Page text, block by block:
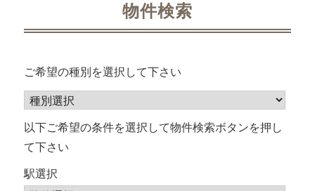
ー
シ
ョ
ン
物件検索
ご希望の種別を選択して下さい
以下ご希望の条件を選択して物件検索ボタンを押し
て下さい
駅選択